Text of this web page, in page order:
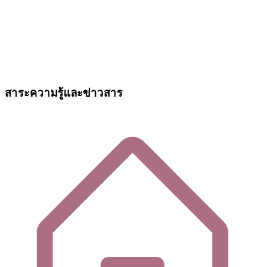
สาระความรู้และข่าวสาร